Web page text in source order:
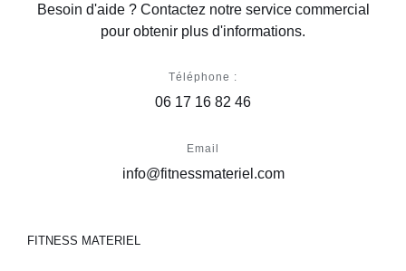
Besoin d'aide ? Contactez notre service commercial
pour obtenir plus d'informations.
Téléphone :
06 17 16 82 46
Email
info@fitnessmateriel.com
FITNESS MATERIEL